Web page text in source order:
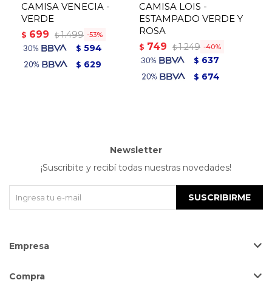
CAMISA VENECIA -
VERDE
$ 699 $ 1.499 53
$ 594
$ 629
CAMISA LOIS -
ESTAMPADO VERDE Y
ROSA
$ 749 $ 1.249 40
$ 637
$ 674
Empresa
Compra
Newsletter
¡Suscribite y recibí todas nuestras novedades!
SUSCRIBIRME